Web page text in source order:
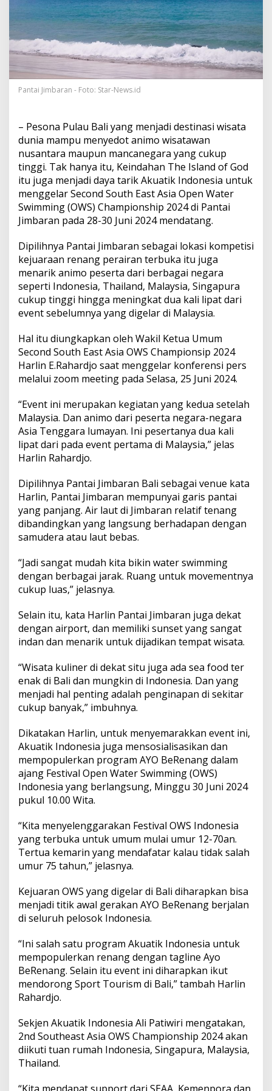
S
e
d
t
A
i
m
e
s
e
r
t
a
e
c
o
d
o
u
t
h
E
a
t
A
s
i
a
W
S
C
h
a
m
i
o
n
s
h
i
2
0
2
4
u
k
u
p
i
n
g
g
Pantai Jimbaran - Foto: Star-News.id
– Pesona Pulau Bali yang menjadi destinasi wisata
dunia mampu menyedot animo wisatawan
nusantara maupun mancanegara yang cukup
tinggi. Tak hanya itu, Keindahan The Island of God
itu juga menjadi daya tarik Akuatik Indonesia untuk
menggelar Second South East Asia Open Water
Swimming (OWS) Championship 2024 di Pantai
Jimbaran pada 28-30 Juni 2024 mendatang.
Dipilihnya Pantai Jimbaran sebagai lokasi kompetisi
kejuaraan renang perairan terbuka itu juga
menarik animo peserta dari berbagai negara
seperti Indonesia, Thailand, Malaysia, Singapura
cukup tinggi hingga meningkat dua kali lipat dari
event sebelumnya yang digelar di Malaysia.
Hal itu diungkapkan oleh Wakil Ketua Umum
Second South East Asia OWS Championsip 2024
Harlin E.Rahardjo saat menggelar konferensi pers
melalui zoom meeting pada Selasa, 25 Juni 2024.
“Event ini merupakan kegiatan yang kedua setelah
Malaysia. Dan animo dari peserta negara-negara
Asia Tenggara lumayan. Ini pesertanya dua kali
lipat dari pada event pertama di Malaysia,” jelas
Harlin Rahardjo.
Dipilihnya Pantai Jimbaran Bali sebagai venue kata
Harlin, Pantai Jimbaran mempunyai garis pantai
yang panjang. Air laut di Jimbaran relatif tenang
dibandingkan yang langsung berhadapan dengan
samudera atau laut bebas.
“Jadi sangat mudah kita bikin water swimming
dengan berbagai jarak. Ruang untuk movementnya
cukup luas,” jelasnya.
Selain itu, kata Harlin Pantai Jimbaran juga dekat
dengan airport, dan memiliki sunset yang sangat
indan dan menarik untuk dijadikan tempat wisata.
“Wisata kuliner di dekat situ juga ada sea food ter
enak di Bali dan mungkin di Indonesia. Dan yang
menjadi hal penting adalah penginapan di sekitar
cukup banyak,” imbuhnya.
Dikatakan Harlin, untuk menyemarakkan event ini,
Akuatik Indonesia juga mensosialisasikan dan
mempopulerkan program AYO BeRenang dalam
ajang Festival Open Water Swimming (OWS)
Indonesia yang berlangsung, Minggu 30 Juni 2024
pukul 10.00 Wita.
“Kita menyelenggarakan Festival OWS Indonesia
yang terbuka untuk umum mulai umur 12-70an.
Tertua kemarin yang mendafatar kalau tidak salah
umur 75 tahun,” jelasnya.
Kejuaran OWS yang digelar di Bali diharapkan bisa
menjadi titik awal gerakan AYO BeRenang berjalan
di seluruh pelosok Indonesia.
“Ini salah satu program Akuatik Indonesia untuk
mempopulerkan renang dengan tagline Ayo
BeRenang. Selain itu event ini diharapkan ikut
mendorong Sport Tourism di Bali,” tambah Harlin
Rahardjo.
Sekjen Akuatik Indonesia Ali Patiwiri mengatakan,
2nd Southeast Asia OWS Championship 2024 akan
diikuti tuan rumah Indonesia, Singapura, Malaysia,
Thailand.